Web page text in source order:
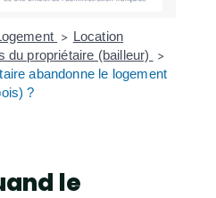
> Location
du propriétaire (bailleur)
>
abandonne le logement
?
le